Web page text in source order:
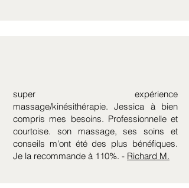
super expérience
massage/kinésithérapie. Jessica à bien
compris mes besoins. Professionnelle et
courtoise. son massage, ses soins et
conseils m'ont été des plus bénéfiques.
Je la recommande à 110%. - Richard M.